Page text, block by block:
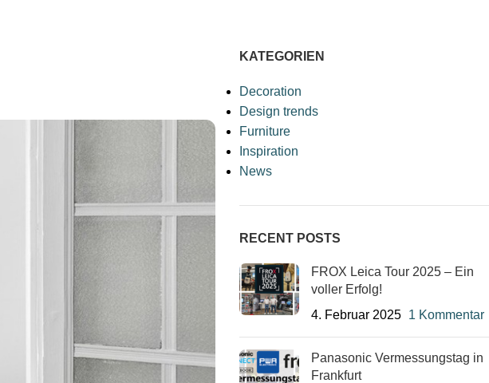
KATEGORIEN
Decoration
Design trends
Furniture
Inspiration
News
RECENT POSTS
FROX Leica Tour 2025 – Ein
voller Erfolg!
4. Februar 2025
1 Kommentar
Panasonic Vermessungstag in
Frankfurt